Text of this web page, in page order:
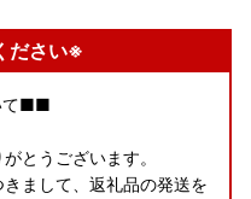
ださい※
て■■
とうございます。
まして、返礼品の発送を